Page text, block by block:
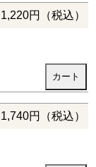
1,220円（税込）
1,740円（税込）